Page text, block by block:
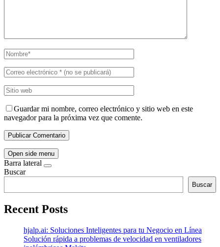
Guardar mi nombre, correo electrónico y sitio web en este
navegador para la próxima vez que comente.
Open side menu
Barra lateral
Buscar
Buscar
Recent Posts
hjalp.ai: Soluciones Inteligentes para tu Negocio en Línea
Solución rápida a problemas de velocidad en ventiladores